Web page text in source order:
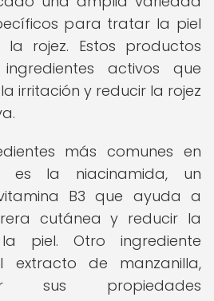
para tratar la piel
rojez. Estos productos
activos que
irritación y reducir la rojez
más comunes en
es la niacinamida, un
B3 que ayuda a
cutánea y reducir la
piel. Otro ingrediente
extracto de manzanilla,
sus propiedades